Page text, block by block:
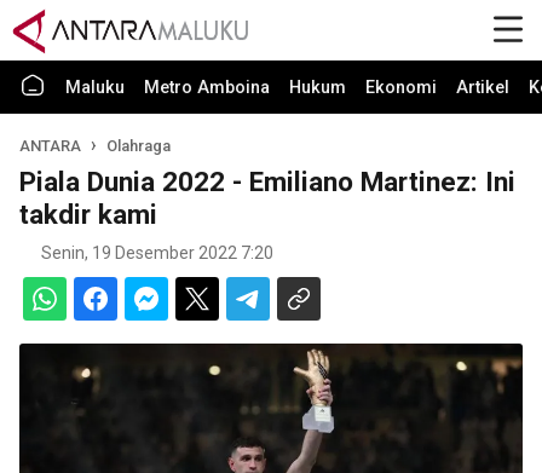
Maluku Metro Amboina Hukum Ekonomi Artikel
ANTARA Olahraga
Piala Dunia 2022 - Emiliano Martinez: Ini
takdir kami
Senin, 19 Desember 2022 7:20